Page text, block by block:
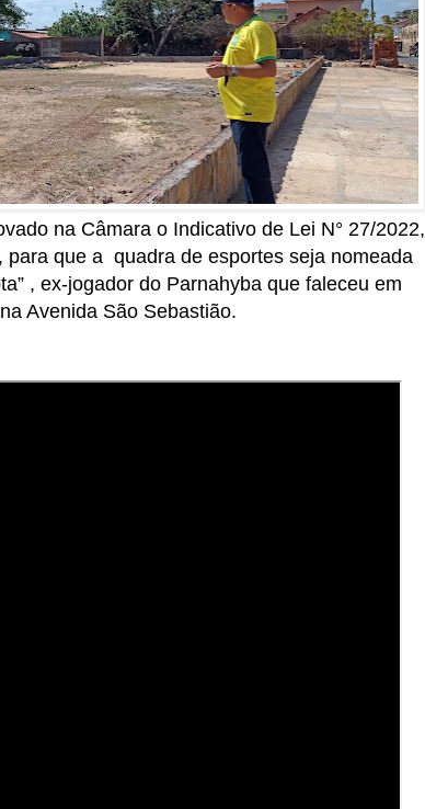
na Câmara o Indicativo de Lei N° 27/2022,
para que a quadra de esportes seja nomeada
, ex-jogador do Parnahyba que faleceu em
Avenida São Sebastião.